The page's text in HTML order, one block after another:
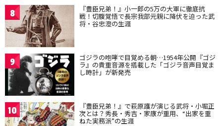
8 『豊臣兄弟！』小一郎の5万の大軍に徹底抗
戦！切腹覚悟で長宗我部元親に降伏を迫った武
将・谷忠澄の生涯
9 ゴジラの咆哮で目覚める朝…1954年公開『ゴジ
ラ』の貴重音源を搭載した「ゴジラ音声目覚ま
し時計」が新発売
10 『豊臣兄弟！』で萩原護が演じる武将・小堀正
次とは？秀長・秀吉・家康が重用、“出家を重
ねた実務派”の生涯